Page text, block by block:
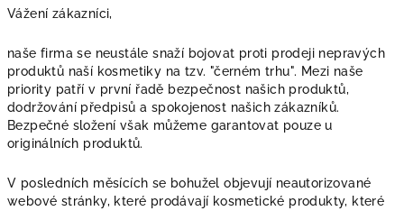
Vážení zákazníci,
naše firma se neustále snaží bojovat proti prodeji nepravých
produktů naší kosmetiky na tzv. "černém trhu". Mezi naše
priority patří v první řadě bezpečnost našich produktů,
dodržování předpisů a spokojenost našich zákazníků.
Bezpečné složení však můžeme garantovat pouze u
originálních produktů.
V posledních měsících se bohužel objevují neautorizované
webové stránky, které prodávají kosmetické produkty, které